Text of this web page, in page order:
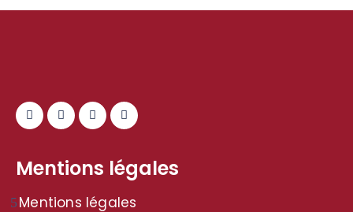
Mentions légales
Mentions légales